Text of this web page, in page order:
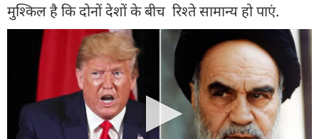
मुश्किल है कि दोनों देशों के बीच रिश्ते सामान्य हो पाएं.